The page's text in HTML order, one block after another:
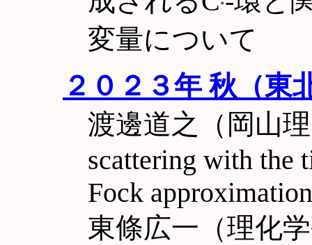
変量について
２０２３年 秋（東
渡邊道之（岡山
scattering with the
Fock approximation
東條広一（理化